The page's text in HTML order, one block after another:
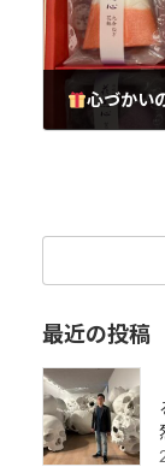
心づかい
最近の投稿